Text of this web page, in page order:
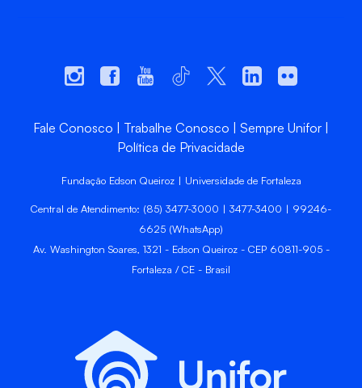
Fale Conosco Trabalhe Conosco
Sempre Unifor
Política de Privacidade
Fundação Edson Queiroz | Universidade de Fortaleza
Central de Atendimento: (85) 3477-3000 | 3477-3400 | 99246-
6625 (WhatsApp)
Av. Washington Soares, 1321 - Edson Queiroz - CEP 60811-905 -
Fortaleza / CE - Brasil